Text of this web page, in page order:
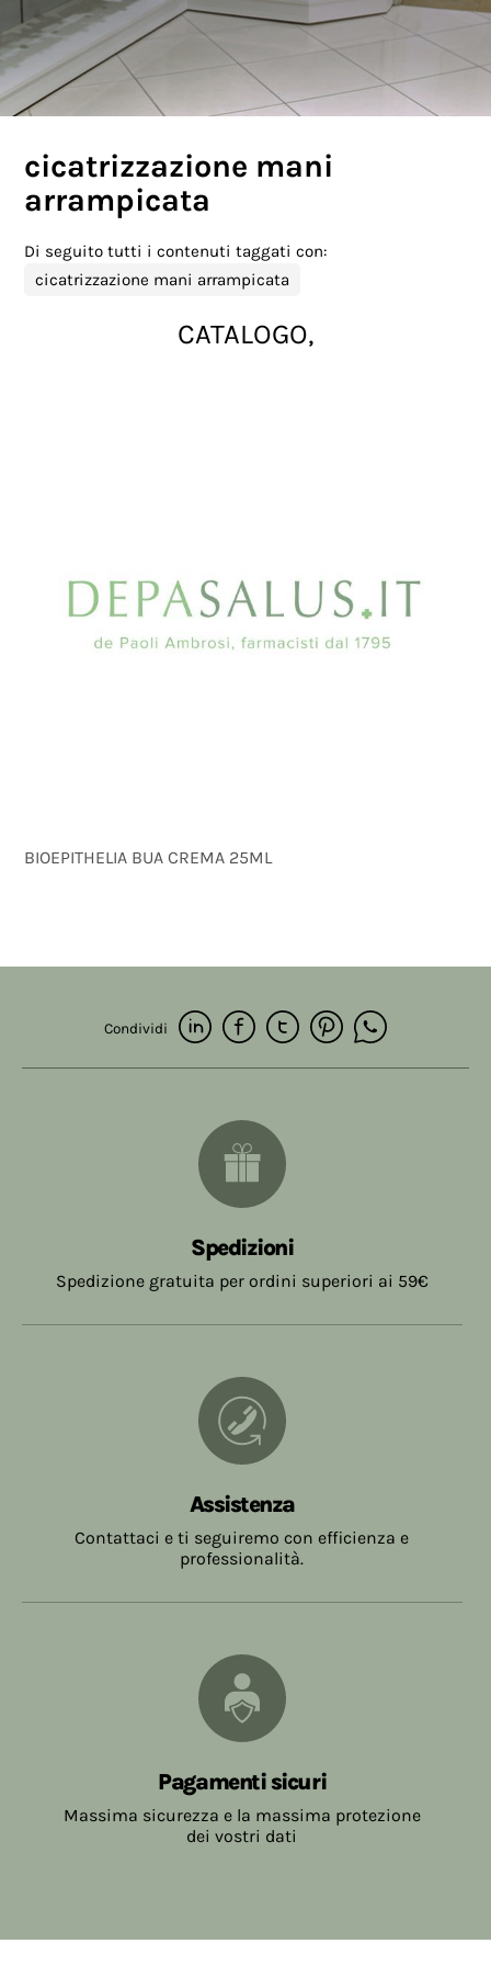
cicatrizzazione mani
arrampicata
Di seguito tutti i contenuti taggati con:
cicatrizzazione mani arrampicata
CATALOGO,
BIOEPITHELIA BUA CREMA 25ML
Condividi
Spedizioni
Spedizione gratuita per ordini superiori ai 59€
Assistenza
Contattaci e ti seguiremo con efficienza e
professionalità.
Pagamenti sicuri
Massima sicurezza e la massima protezione
dei vostri dati